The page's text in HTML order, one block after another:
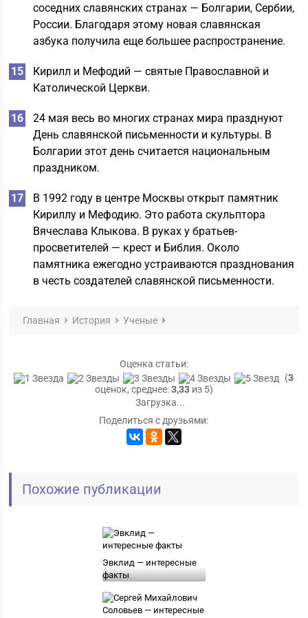
соседних славянских странах — Болгарии, Сербии,
России. Благодаря этому новая славянская
азбука получила еще большее распространение.
Кирилл и Мефодий — святые Православной и
Католической Церкви.
24 мая весь во многих странах мира празднуют
День славянской письменности и культуры. В
Болгарии этот день считается национальным
праздником.
В 1992 году в центре Москвы открыт памятник
Кириллу и Мефодию. Это работа скульптора
Вячеслава Клыкова. В руках у братьев-
просветителей — крест и Библия. Около
памятника ежегодно устраиваются празднования
в честь создателей славянской письменности.
Главная История Ученые
Оценка статьи:
(3
оценок, среднее:3,33из 5)
Загрузка...
Поделиться с друзьями:
Похожие публикации
Эвклид — интересные
факты